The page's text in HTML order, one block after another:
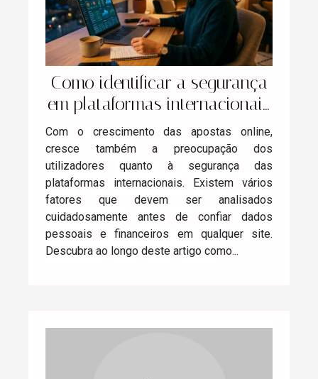
Como identificar a segurança
em plataformas internacionais
de apostas?
Com o crescimento das apostas online,
cresce também a preocupação dos
utilizadores quanto à segurança das
plataformas internacionais. Existem vários
fatores que devem ser analisados
cuidadosamente antes de confiar dados
pessoais e financeiros em qualquer site.
Descubra ao longo deste artigo como...